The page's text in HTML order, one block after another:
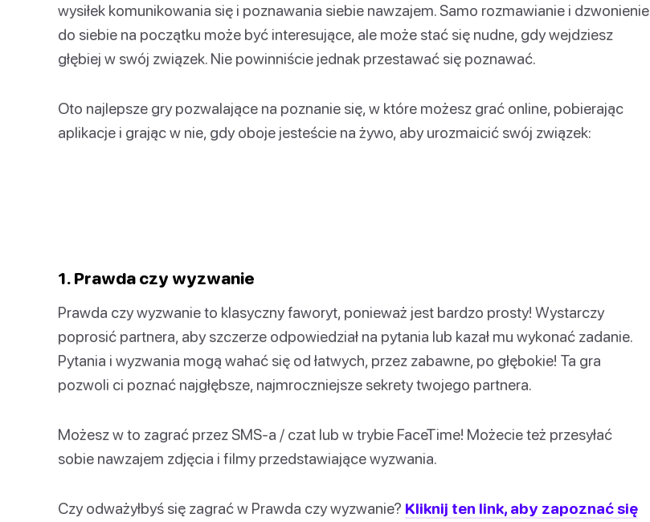
wysiłek komunikowania się i poznawania siebie nawzajem. Samo rozmawianie i dzwonienie
do siebie na początku może być interesujące, ale może stać się nudne, gdy wejdziesz
głębiej w swój związek. Nie powinniście jednak przestawać się poznawać.
Oto najlepsze gry pozwalające na poznanie się, w które możesz grać online, pobierając
aplikacje i grając w nie, gdy oboje jesteście na żywo, aby urozmaicić swój związek:
1. Prawda czy wyzwanie
Prawda czy wyzwanie to klasyczny faworyt, ponieważ jest bardzo prosty! Wystarczy
poprosić partnera, aby szczerze odpowiedział na pytania lub kazał mu wykonać zadanie.
Pytania i wyzwania mogą wahać się od łatwych, przez zabawne, po głębokie! Ta gra
pozwoli ci poznać najgłębsze, najmroczniejsze sekrety twojego partnera.
Możesz w to zagrać przez SMS-a / czat lub w trybie FaceTime! Możecie też przesyłać
sobie nawzajem zdjęcia i filmy przedstawiające wyzwania.
Czy odważyłbyś się zagrać w Prawda czy wyzwanie? Kliknij ten link, aby zapoznać się